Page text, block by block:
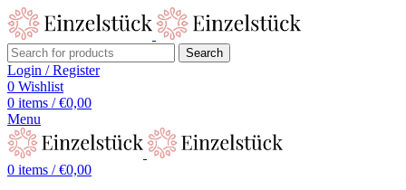
Search
Login / Register
0 Wishlist
0 items / €0,00
Menu
0 items / €0,00